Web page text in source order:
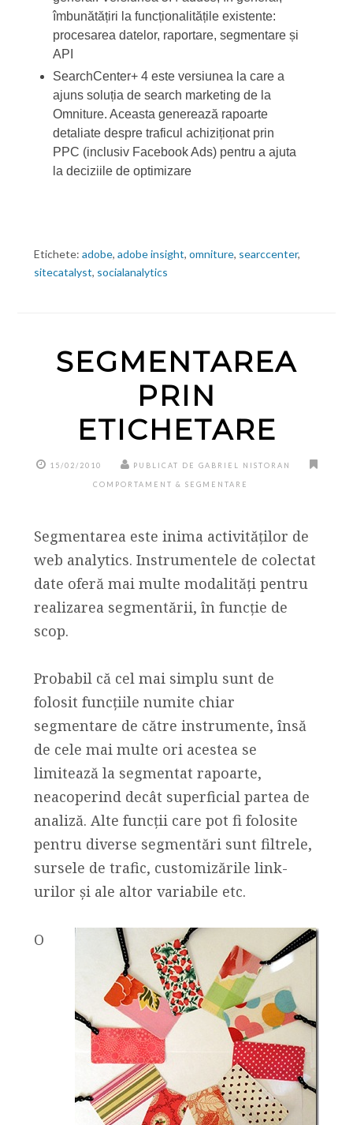
îmbunătățiri la funcționalitățile existente:
procesarea datelor, raportare, segmentare și
API
SearchCenter+ 4 este versiunea la care a
ajuns soluția de search marketing de la
Omniture. Aceasta generează rapoarte
detaliate despre traficul achiziționat prin
PPC (inclusiv Facebook Ads) pentru a ajuta
la deciziile de optimizare
Etichete: adobe, adobe insight, omniture, searccenter,
sitecatalyst, socialanalytics
SEGMENTAREA
PRIN
ETICHETARE
15/02/2010 PUBLICAT DE GABRIEL NISTORAN
COMPORTAMENT & SEGMENTARE
Segmentarea este inima activităților de
web analytics. Instrumentele de colectat
date oferă mai multe modalități pentru
realizarea segmentării, în funcție de
scop.
Probabil că cel mai simplu sunt de
folosit funcțiile numite chiar
segmentare de către instrumente, însă
de cele mai multe ori acestea se
limitează la segmentat rapoarte,
neacoperind decât superficial partea de
analiză. Alte funcții care pot fi folosite
pentru diverse segmentări sunt filtrele,
sursele de trafic, customizările link-
urilor și ale altor variabile etc.
O